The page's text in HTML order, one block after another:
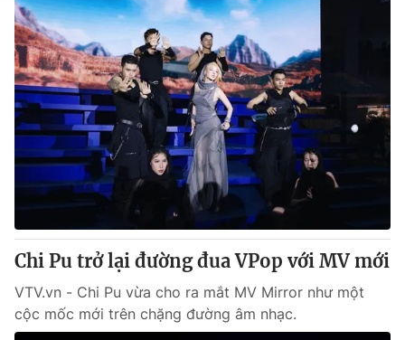
Video Shorts video
VTV Money VTV Thể thao
VTV Sức khoẻ Bất động sản
Thị trường 24h Tấm lòng Việt
VTV4 Vươn mình bằng AI
Liên hệ tòa soạn English
Chi Pu trở lại đường đua VPop với MV mới
VTV.vn - Chi Pu vừa cho ra mắt MV Mirror như một
cộc mốc mới trên chặng đường âm nhạc.